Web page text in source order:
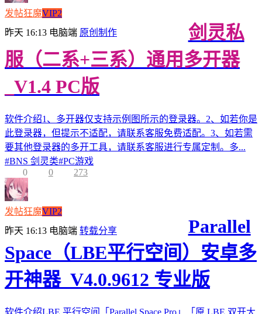
发帖狂魔VIP2
昨天 16:13 电脑端 原创制作
剑灵私
服（二系+三系）通用多开器
_V1.4 PC版
软件介绍1、多开器仅支持示例图所示的登录器。2、如若你是
此登录器，但提示不适配，请联系客服免费适配。3、如若需
要其他登录器的多开工具，请联系客服进行专属定制。多...
#BNS 剑灵类#PC游戏
0
0 273
发帖狂魔VIP2
昨天 16:13 电脑端 转载分享
Parallel
Space（LBE平行空间）安卓多
开神器_V4.0.9612 专业版
软件介绍LBE 平行空间「Parallel Space Pro」「原 LBE 双开大